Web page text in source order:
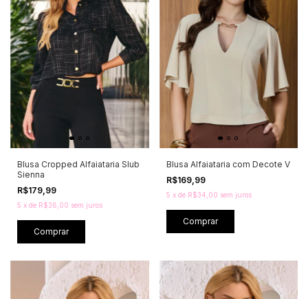
Blusa Cropped Alfaiataria Slub
Sienna
R$179,99
5 x de R$36,00 sem juros
Comprar
Blusa Alfaiataria com Decote V
R$169,99
5 x de R$34,00 sem juros
Comprar